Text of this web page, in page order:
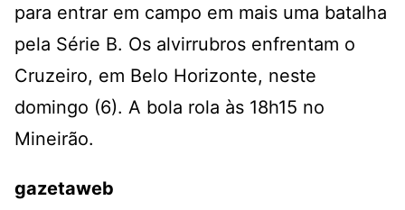
para entrar em campo em mais uma batalha
pela Série B. Os alvirrubros enfrentam o
Cruzeiro, em Belo Horizonte, neste
domingo (6). A bola rola às 18h15 no
Mineirão.
gazetaweb